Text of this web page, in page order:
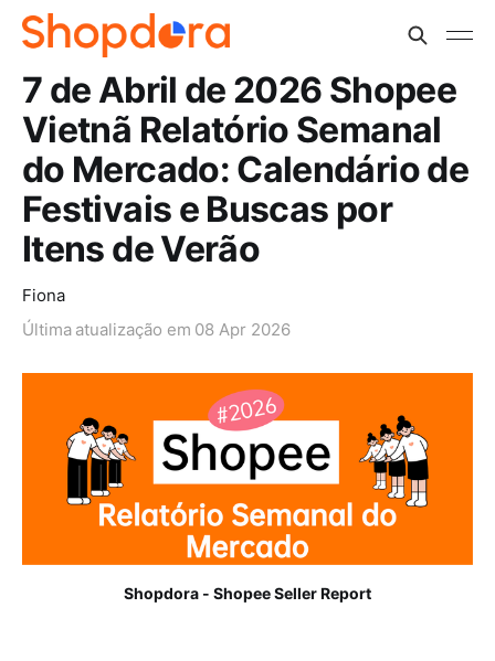
7 de Abril de 2026 Shopee
Vietnã Relatório Semanal
do Mercado: Calendário de
Festivais e Buscas por
Itens de Verão
Fiona
Última atualização em 08 Apr 2026
Shopdora - Shopee Seller Report